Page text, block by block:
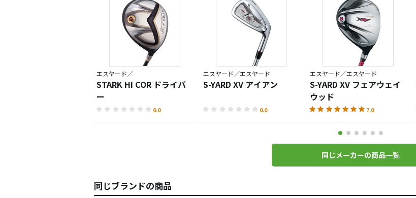
エスヤード／
STARK HI COR ドライバ
ー
0.0
エスヤード／エスヤード
S-YARD XV アイアン
0.0
エスヤード／エスヤード
S-YARD XV フェアウェイ
ウッド
7.0
同じメーカーの商品一覧
同じブランドの商品